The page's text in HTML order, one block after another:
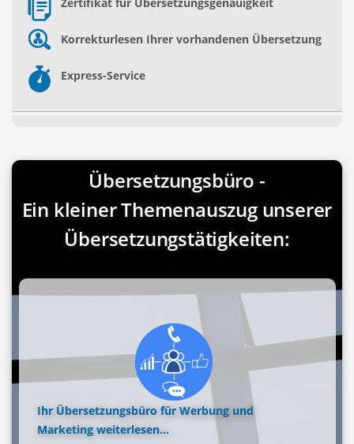
Korrekturlesen Ihrer vorhandenen Übersetzung
Express-Service
Übersetzungsbüro -
Ein kleiner Themenauszug unserer
Übersetzungstätigkeiten:
Ihr Übersetzungsbüro für Werbung und
Marketing weiterlesen...